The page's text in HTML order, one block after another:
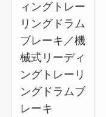
ィングトレー
リングドラム
ブレーキ／機
械式リーディ
ングトレーリ
ングドラムブ
レーキ